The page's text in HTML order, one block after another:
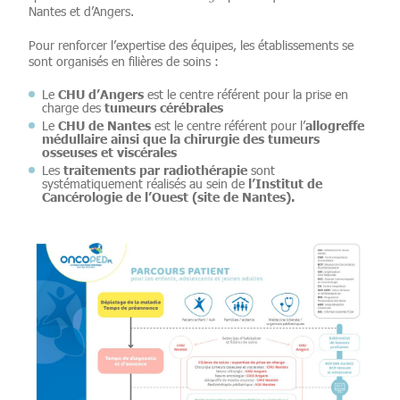
Nantes et d’Angers.
Pour renforcer l’expertise des équipes, les établissements se
sont organisés en filières de soins :
LeCHU d’Angers est le centre référent pour la prise en
charge des tumeurs cérébrales
Le CHU de Nantes est le centre référent pour l’allogreffe
médullaire ainsi que la chirurgie des tumeurs
osseuses et viscérales
Lestraitements par radiothérapie sont
systématiquement réalisés au sein de l’Institut de
Cancérologie de l’Ouest (site de Nantes).